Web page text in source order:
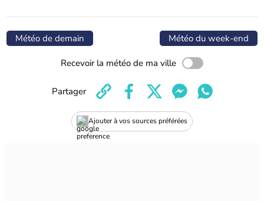
Météo de demain Météo du week-end
Recevoir la météo de ma ville
Ajouter à vos sources préférées
Partager